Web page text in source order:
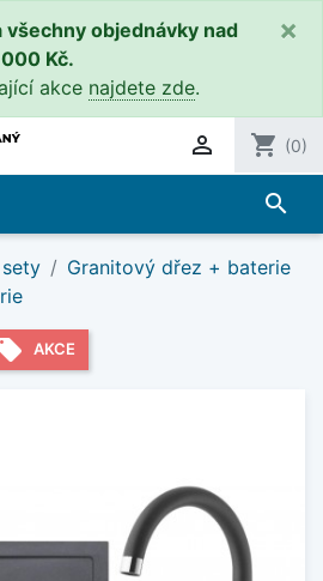
všechny objednávky nad
Kč.
akce najdete zde.
×
 shopping_cart (0)
search
Granitový dřez + baterie
AKCE